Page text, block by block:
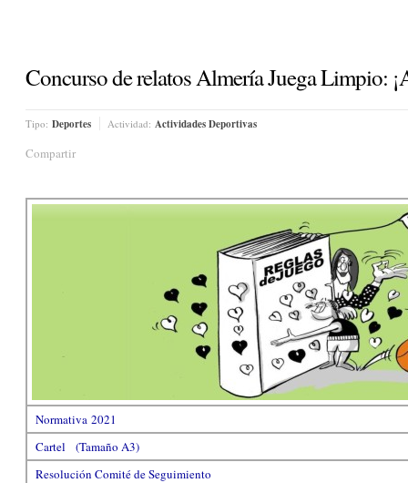
Concurso de relatos Almería Juega Limpio:
Tipo: Deportes Actividad: Actividades Deportivas
Compartir
Normativa 2021
Cartel (Tamaño A3)
Resolución Comité de Seguimiento